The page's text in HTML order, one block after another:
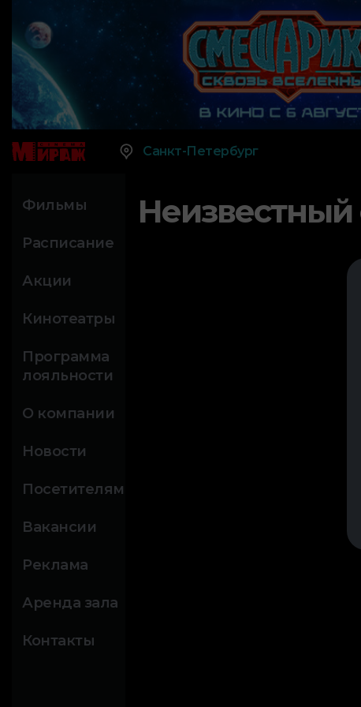
Санкт-Петербург
Фильмы
Расписание
Акции
Кинотеатры
Программа
лояльности
О компании
Новости
Посетителям
Вакансии
Реклама
Аренда зала
Контакты
Неизвестный